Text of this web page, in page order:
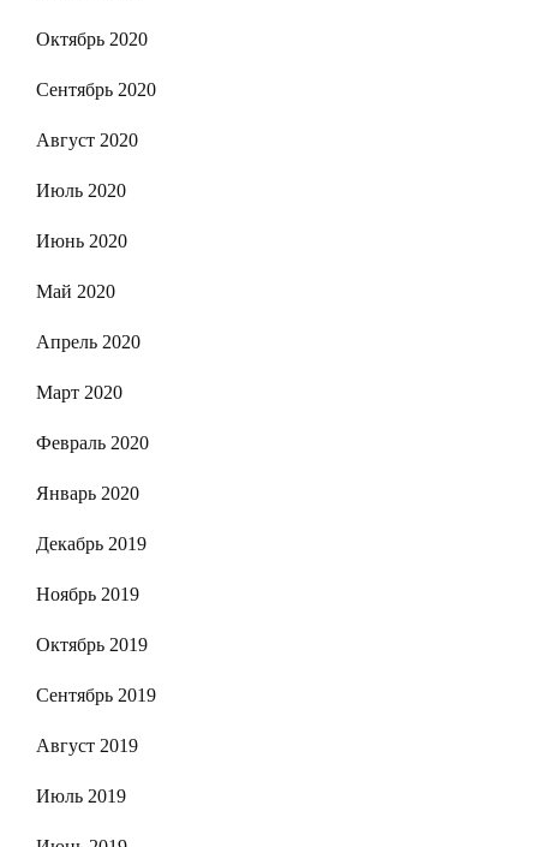
Октябрь 2020
Сентябрь 2020
Август 2020
Июль 2020
Июнь 2020
Май 2020
Апрель 2020
Март 2020
Февраль 2020
Январь 2020
Декабрь 2019
Ноябрь 2019
Октябрь 2019
Сентябрь 2019
Август 2019
Июль 2019